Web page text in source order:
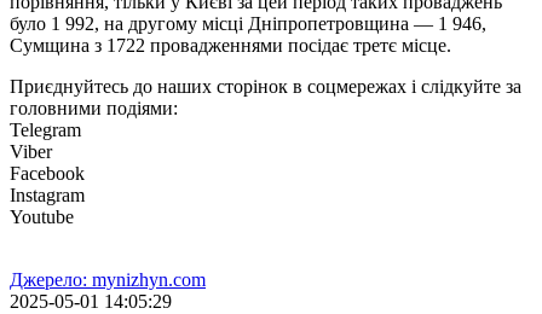
було 1 992, на другому місці Дніпропетровщина — 1 946,
Сумщина з 1722 провадженнями посідає третє місце.
Приєднуйтесь до наших сторінок в соцмережах і слідкуйте за
головними подіями:
Telegram
Viber
Facebook
Instagram
Youtube
Джерело: mynizhyn.com
2025-05-01 14:05:29